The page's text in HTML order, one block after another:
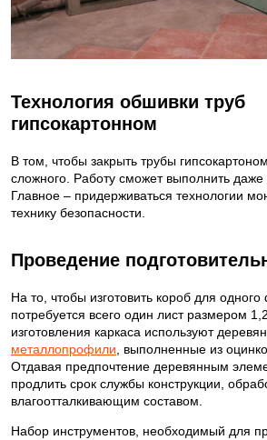
Технология обшивки труб
гипсокартонном
В том, чтобы закрыть трубы
сложного. Работу сможет выполнить
Главное – придерживаться технологии
технику безопасности.
Проведение
На то, чтобы изготовить короб для одного
потребуется всего один лист размером
изготовления каркаса используют
металлопрофили, выполненные из
Отдавая предпочтение деревянным
продлить срок службы конструкции,
влагоотталкивающим составом.
Набор инструментов, необходимый для